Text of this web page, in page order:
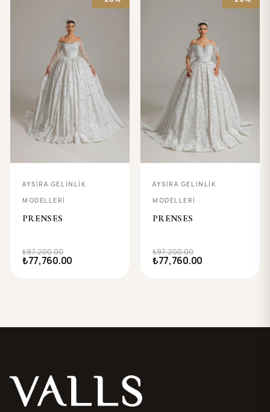
AYSIRA GELINLIK
MODELLERI
PRENSES
₺97,200.00
₺77,760.00
AYSIRA GELINLIK
MODELLERI
PRENSES
₺97,200.00
₺77,760.00
Valls® — site haritası ve iletişim